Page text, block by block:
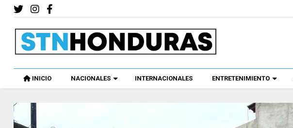
INICIO NACIONALES INTERNACIONALES ENTRETENIMIENTO